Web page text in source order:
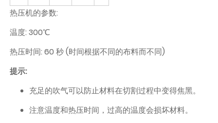
热压机的参数:
温度: 300℃
热压时间: 60 秒 (时间根据不同的布料而不同)
提示:
充足的吹气可以防止材料在切割过程中变得焦黑。
注意温度和热压时间，过高的温度会损坏材料。